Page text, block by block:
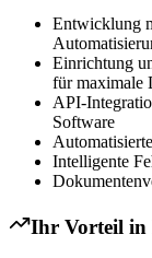
Entwicklung
Einrichtung
für maximale
API-
Software
Intelligente
Ihr Vorteil in